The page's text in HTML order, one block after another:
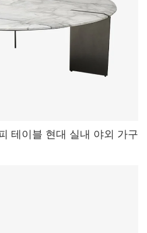
테이블 현대 실내 야외 가구